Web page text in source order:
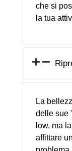
che si
la tua
La
delle sue
low, ma
affittare